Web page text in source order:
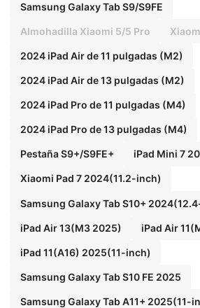
Samsung Galaxy Tab S9/S9FE
Almohadilla Xiaomi 5/5 Pro
2024 iPad Air de 11 pulgadas (M2)
2024 iPad Air de 13 pulgadas (M2)
2024 iPad Pro de 11 pulgadas (M4)
2024 iPad Pro de 13 pulgadas (M4)
Pestaña S9+/S9FE+ iPad Mini 7
Xiaomi Pad 7 2024(11.2-inch)
Samsung Galaxy Tab S10+
iPad Air 13(M3 2025) iPad Air
iPad 11(A16) 2025(11-inch)
Samsung Galaxy Tab S10 FE 2025
Samsung Galaxy Tab A11+ 2025(11-